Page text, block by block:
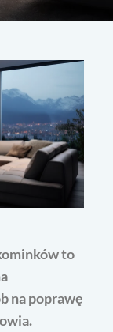
to
na poprawę